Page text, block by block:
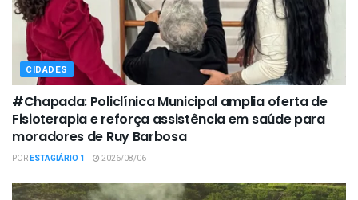
CIDADES
#Chapada: Policlínica Municipal amplia oferta de
Fisioterapia e reforça assistência em saúde para
moradores de Ruy Barbosa
PORESTAGIÁRIO 1 2026/08/06